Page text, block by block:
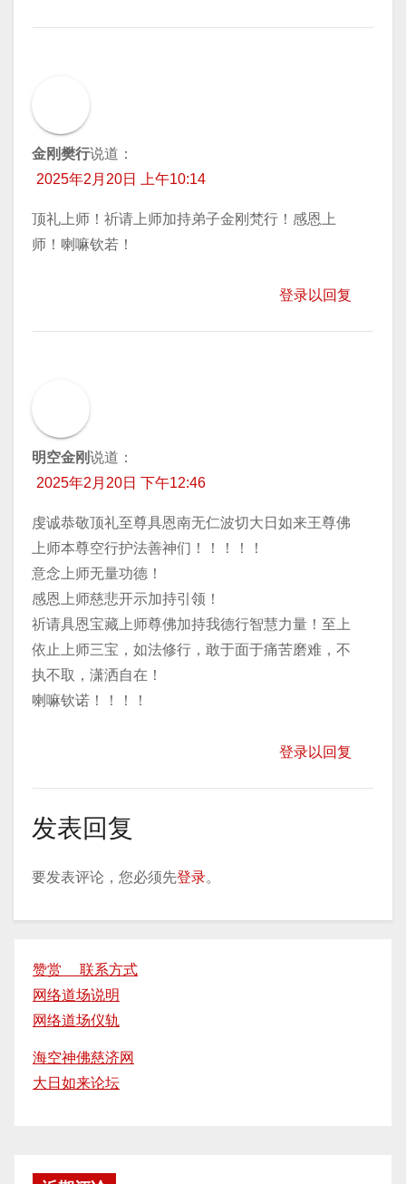
金刚樊行说道：
2025年2月20日 上午10:14
顶礼上师！祈请上师加持弟子金刚梵行！感恩上
师！喇嘛钦若！
登录以回复
明空金刚说道：
2025年2月20日 下午12:46
虔诚恭敬顶礼至尊具恩南无仁波切大日如来王尊佛
上师本尊空行护法善神们！！！！！
意念上师无量功德！
感恩上师慈悲开示加持引领！
祈请具恩宝藏上师尊佛加持我德行智慧力量！至上
依止上师三宝，如法修行，敢于面于痛苦磨难，不
执不取，潇洒自在！
喇嘛钦诺！！！！
登录以回复
发表回复
要发表评论，您必须先登录。
赞赏 联系方式
网络道场说明
网络道场仪轨
海空神佛慈济网
大日如来论坛